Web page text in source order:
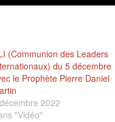
(Communion des Leaders
du 5 décembre
le Prophète Pierre Daniel
2022
"Vidéo"